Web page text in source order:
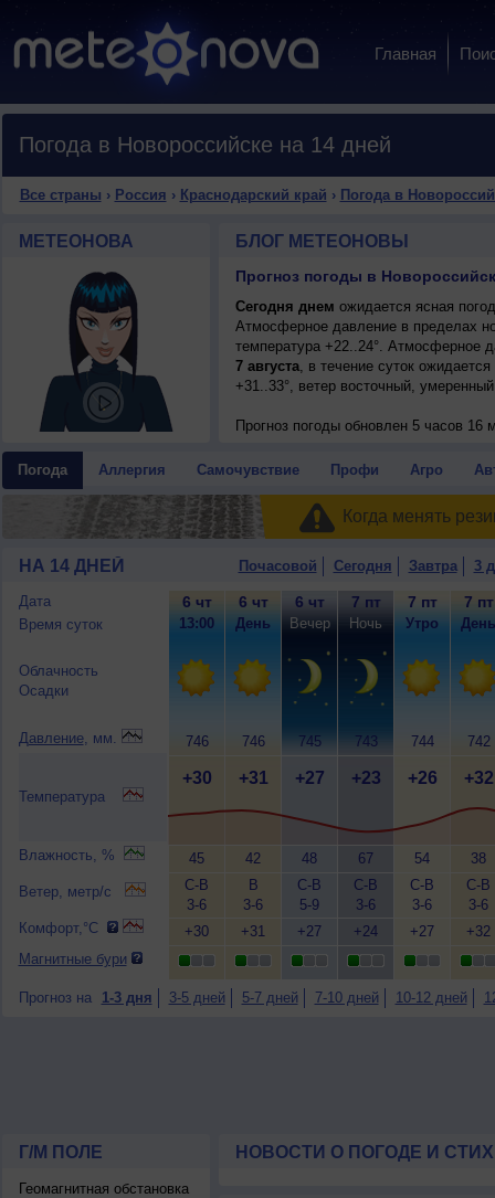
Главная
Погода в Новороссийске на 14 дней
Все страны › Россия › Краснодарский край › Погода в
МЕТЕОНОВА БЛОГ МЕТЕОНОВЫ
Прогноз погоды в
Сегодня днем ожидается ясная
Атмосферное давление в пределах
температура +22..24°. Атмосферное
7 августа, в течение суток
+31..33°, ветер восточный,
Прогноз погоды обновлен 5 часов 16
Погода Аллергия Самочувствие Профи Агро
Когда менять
НА 14 ДНЕЙ Почасовой Сегодня Завтра 3
Дата
Время суток
Облачность
Осадки
Давление, мм.
Температура
Влажность, %
Ветер, метр/с
Комфорт,°C
Магнитные бури
6 чт
13:00
746
+30
45
С-В
3-6
+30
6 чт
День
746
+31
42
В
3-6
+31
6 чт
Вечер
745
+27
48
С-В
5-9
+27
7 пт
Ночь
743
+23
67
С-В
3-6
+24
7 пт
Утро
744
+26
54
С-В
3-6
+27
7 пт
День
742
+32
38
С-В
3-6
+32
Прогноз на 1-3 дня 3-5 дней 5-7 дней 7-10 дней 10-12 дней
Г/М ПОЛЕ
Геомагнитная обстановка
НОВОСТИ О ПОГОДЕ И